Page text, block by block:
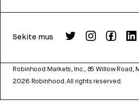
Sekite mus
Robinhood Markets, Inc., 85 Willow Road,
2026 Robinhood. All rights reserved.